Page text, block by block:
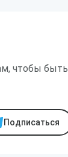
чтобы быть
Подписаться